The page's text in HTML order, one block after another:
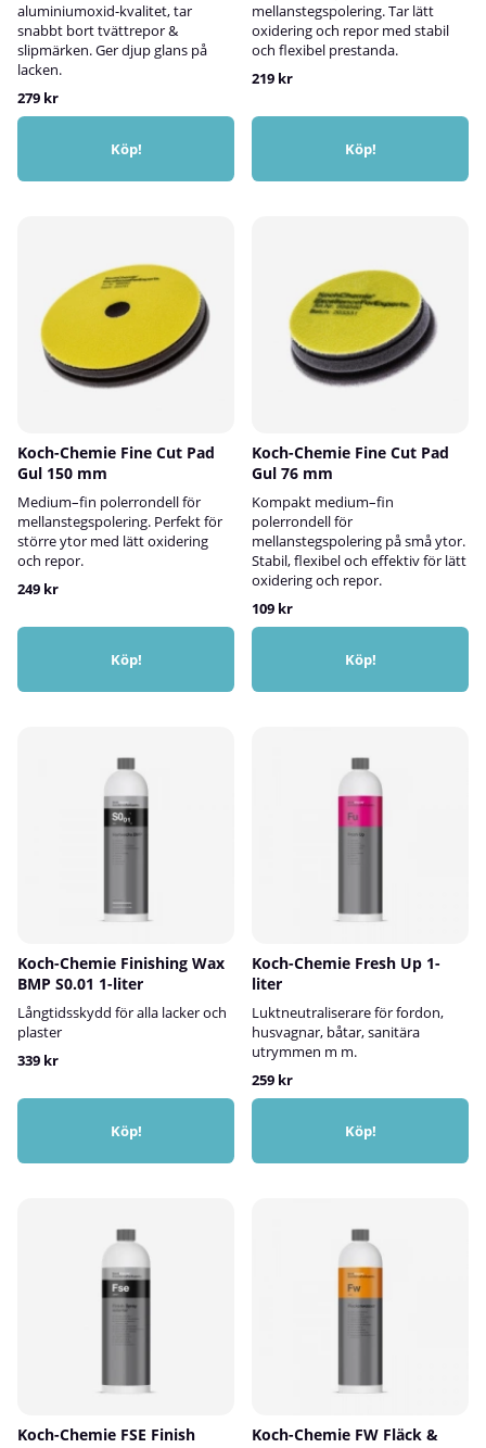
aluminiumoxid-kvalitet, tar
snabbt bort tvättrepor &
slipmärken. Ger djup glans på
lacken.
279 kr
Köp!
mellanstegspolering. Tar lätt
oxidering och repor med stabil
och flexibel prestanda.
219 kr
Köp!
Koch-Chemie Fine Cut Pad
Gul 150 mm
Medium–fin polerrondell för
mellanstegspolering. Perfekt för
större ytor med lätt oxidering
och repor.
249 kr
Köp!
Koch-Chemie Fine Cut Pad
Gul 76 mm
Kompakt medium–fin
polerrondell för
mellanstegspolering på små ytor.
Stabil, flexibel och effektiv för lätt
oxidering och repor.
109 kr
Köp!
Koch-Chemie Finishing Wax
BMP S0.01 1-liter
Långtidsskydd för alla lacker och
plaster
339 kr
Köp!
Koch-Chemie Fresh Up 1-
liter
Luktneutraliserare för fordon,
husvagnar, båtar, sanitära
utrymmen m m.
259 kr
Köp!
Koch-Chemie FSE Finish
Koch-Chemie FW Fläck &